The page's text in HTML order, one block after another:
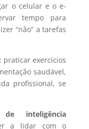
o celular e o e-
tempo para
“não” a tarefas
praticar exercícios
saudável,
profissional, se
inteligência
a lidar com o